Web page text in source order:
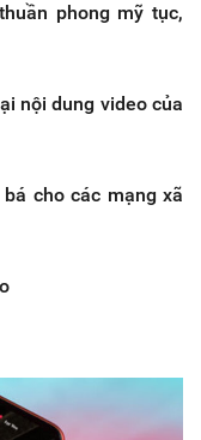
phong mỹ tục,
nội dung video của
cho các mạng xã